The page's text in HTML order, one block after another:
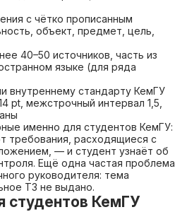
с чётко прописанным
объект, предмет, цель,
40–50 источников, часть из
языке (для ряда
внутреннему стандарту КемГУ
pt, межстрочный интервал 1,5,
именно для студентов КемГУ:
требования, расходящиеся с
— и студент узнаёт об
Ещё одна частая проблема
руководителя: тема
ТЗ не выдано.
студентов КемГУ